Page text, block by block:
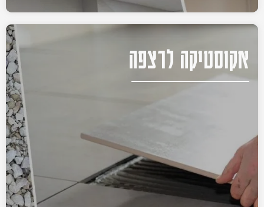
אקוסטיקה לרצפה